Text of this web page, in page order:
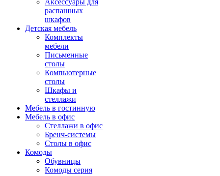
Аксессуары для
распашных
шкафов
Детская мебель
Комплекты
мебели
Письменные
столы
Компьютерные
столы
Шкафы и
стеллажи
Мебель в гостинную
Мебель в офис
Стеллажи в офис
Бренч-системы
Столы в офис
Комоды
Обувницы
Комоды серия